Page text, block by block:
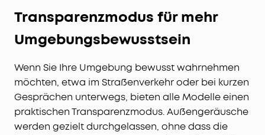
Transparenzmodus für mehr
Umgebungsbewusstsein
Wenn Sie Ihre Umgebung bewusst wahrnehmen
möchten, etwa im Straßenverkehr oder bei kurzen
Gesprächen unterwegs, bieten alle Modelle einen
praktischen Transparenzmodus. Außengeräusche
werden gezielt durchgelassen, ohne dass die